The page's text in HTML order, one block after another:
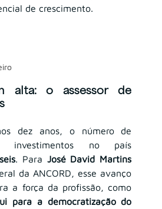
de crescimento.
alta: o assessor de
. Para José David Martins
da ANCORD, esse avanço
a força da profissão, como
para a democratização do